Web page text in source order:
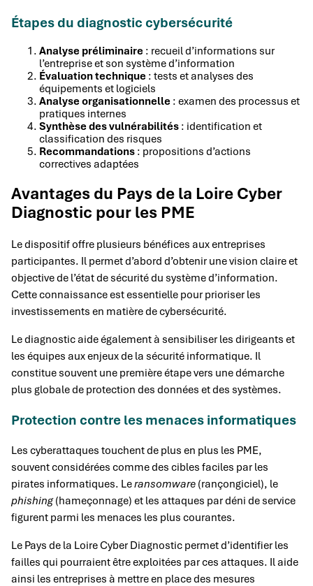
Étapes du diagnostic cybersécurité
Analyse préliminaire : recueil d’informations sur
l’entreprise et son système d’information
Évaluation technique : tests et analyses des
équipements et logiciels
Analyse organisationnelle : examen des processus et
pratiques internes
Synthèse des vulnérabilités : identification et
classification des risques
Recommandations : propositions d’actions
correctives adaptées
Avantages du Pays de la Loire Cyber
Diagnostic pour les PME
Le dispositif offre plusieurs bénéfices aux entreprises
participantes. Il permet d’abord d’obtenir une vision claire et
objective de l’état de sécurité du système d’information.
Cette connaissance est essentielle pour prioriser les
investissements en matière de cybersécurité.
Le diagnostic aide également à sensibiliser les dirigeants et
les équipes aux enjeux de la sécurité informatique. Il
constitue souvent une première étape vers une démarche
plus globale de protection des données et des systèmes.
Protection contre les menaces informatiques
Les cyberattaques touchent de plus en plus les PME,
souvent considérées comme des cibles faciles par les
pirates informatiques. Leransomware (rançongiciel), le
phishing(hameçonnage) et les attaques par déni de service
figurent parmi les menaces les plus courantes.
Le Pays de la Loire Cyber Diagnostic permet d’identifier les
failles qui pourraient être exploitées par ces attaques. Il aide
ainsi les entreprises à mettre en place des mesures